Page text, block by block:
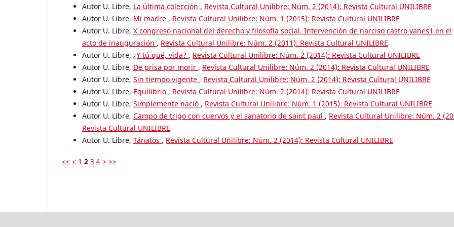
Autor U. Libre, La última colección , Revista Cultural Unilibre: Núm. 2 (2014): Revista Cultural UNILIBRE
Autor U. Libre, Mi madre , Revista Cultural Unilibre: Núm. 1 (2015): Revista Cultural UNILIBRE
Autor U. Libre, X congreso nacional del derecho y filosofía social. Intervención de narciso castro yanes1 en el
acto de inauguración , Revista Cultural Unilibre: Núm. 2 (2011): Revista Cultural UNILIBRE
Autor U. Libre, ¿Y tú qué, vida? , Revista Cultural Unilibre: Núm. 2 (2014): Revista Cultural UNILIBRE
Autor U. Libre, De prisa por morir , Revista Cultural Unilibre: Núm. 2 (2014): Revista Cultural UNILIBRE
Autor U. Libre, Sin tiempo vigente , Revista Cultural Unilibre: Núm. 2 (2014): Revista Cultural UNILIBRE
Autor U. Libre, Equilibrio , Revista Cultural Unilibre: Núm. 2 (2014): Revista Cultural UNILIBRE
Autor U. Libre, Simplemente nació , Revista Cultural Unilibre: Núm. 1 (2015): Revista Cultural UNILIBRE
Autor U. Libre, Campo de trigo con cuervos y el sanatorio de saint paul , Revista Cultural Unilibre: Núm. 2
Revista Cultural UNILIBRE
Autor U. Libre, Tánatos , Revista Cultural Unilibre: Núm. 2 (2014): Revista Cultural UNILIBRE
<< < 1 2 3 4 > >>